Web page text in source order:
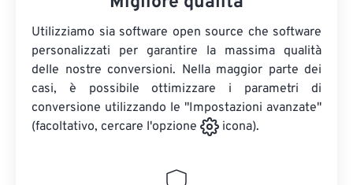
Utilizziamo sia software open source che software
personalizzati per garantire la massima qualità
delle nostre conversioni. Nella maggior parte dei
casi, è possibile ottimizzare i parametri di
conversione utilizzando le "Impostazioni avanzate"
(facoltativo, cercare l'opzione
icona).